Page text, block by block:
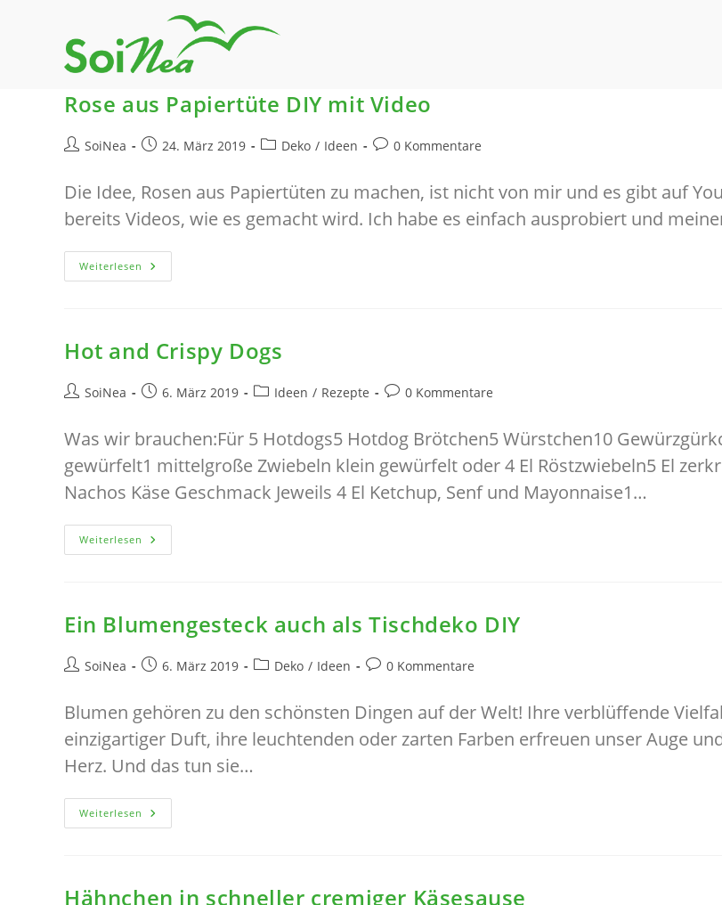
Rose aus Papiertüte DIY mit Video
Beitrags-
SoiNea
Beitrag24. März 2019
Beitrags-
Deko / Ideen
Beitrags-
0 Kommentare
Die Idee, Rosen aus Papiertüten zu machen, ist nicht von mir und es gibt auf
bereits Videos, wie es gemacht wird. Ich habe es einfach ausprobiert und
Weiterlesen Rose
Aus
Hot and Crispy Dogs
Beitrags-
SoiNea
Beitrag6. März 2019
Beitrags-
Ideen / Rezepte
Beitrags-
0 Kommentare
Was wir brauchen:Für 5 Hotdogs5 Hotdog Brötchen5 Würstchen10
gewürfelt1 mittelgroße Zwiebeln klein gewürfelt oder 4 El Röstzwiebeln5 El
Nachos Käse Geschmack Jeweils 4 El Ketchup, Senf und Mayonnaise1…
Weiterlesen Hot
And
Ein Blumengesteck auch als Tischdeko DIY
Beitrags-
SoiNea
Beitrag6. März 2019
Beitrags-
Deko / Ideen
Beitrags-
0 Kommentare
Blumen gehören zu den schönsten Dingen auf der Welt! Ihre verblüffende
einzigartiger Duft, ihre leuchtenden oder zarten Farben erfreuen unser Auge
Herz. Und das tun sie…
Weiterlesen Ein
Blumengesteck
Hähnchen in schneller cremiger Käsesause